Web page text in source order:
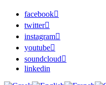
facebook
twitter
instagram
youtube
soundcloud
linkedin